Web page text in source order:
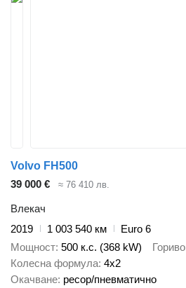
Volvo FH500
39 000 €
≈ 76 410 лв.
Влекач
2019
1 003 540 км
Euro 6
Мощност 500 к.с. (368 kW) Гориво
Колесна формула 4x2
Окачване ресор/пневматично